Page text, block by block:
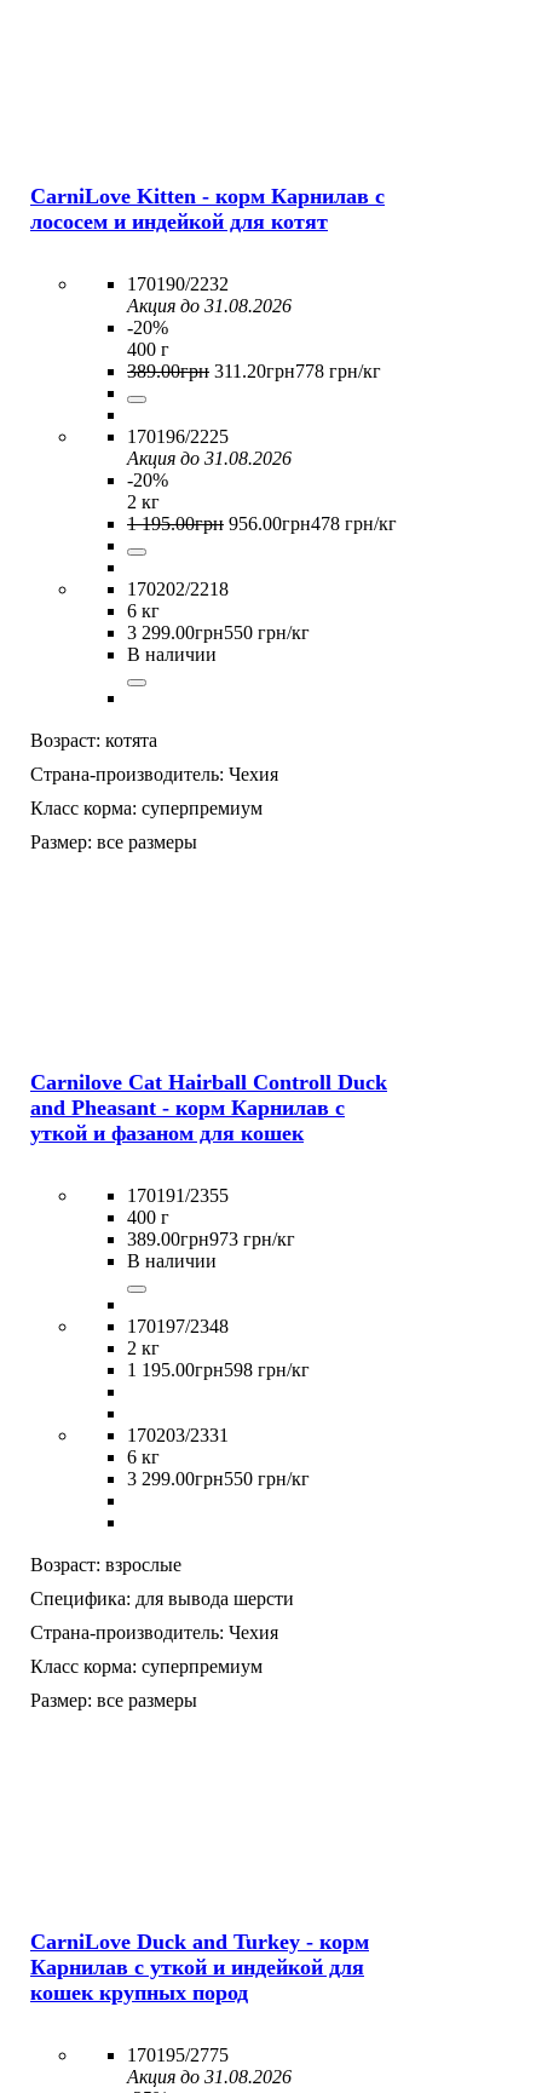
CarniLove Kitten - корм Карнилав с
лососем и индейкой для котят
170190/2232
Акция до 31.08.2026
-20%
400 г
389.00грн 311 .20грн778 грн/кг
170196/2225
Акция до 31.08.2026
-20%
2 кг
1 195.00грн 956.00грн478 грн/кг
170202/2218
6 кг
3 299.00грн550 грн/кг
В наличии
Возраст: котята
Страна-производитель: Чехия
Класс корма: суперпремиум
Размер: все размеры
Carnilove Cat Hairball Controll Duck
and Pheasant - корм Карнилав с
уткой и фазаном для кошек
170191/2355
400 г
389.00грн973 грн/кг
В наличии
170197/2348
2 кг
1 195.00грн598 грн/кг
170203/2331
6 кг
3 299.00грн550 грн/кг
Возраст: взрослые
Специфика: для вывода шерсти
Страна-производитель: Чехия
Класс корма: суперпремиум
Размер: все размеры
CarniLove Duck and Turkey - корм
Карнилав с уткой и индейкой для
кошек крупных пород
170195/2775
Акция до 31.08.2026